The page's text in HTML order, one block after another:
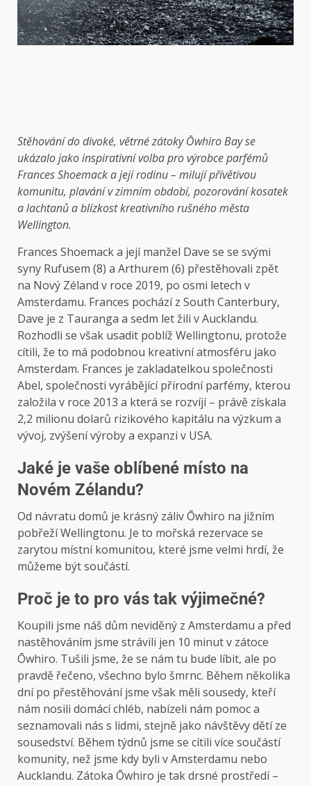
Stěhování do divoké, větrné zátoky Ōwhiro Bay se
ukázalo jako inspirativní volba pro výrobce parfémů
Frances Shoemack a její rodinu – milují přívětivou
komunitu, plavání v zimním období, pozorování kosatek
a lachtanů a blízkost kreativního rušného města
Wellington.
Frances Shoemack a její manžel Dave se se svými
syny Rufusem (8) a Arthurem (6) přestěhovali zpět
na Nový Zéland v roce 2019, po osmi letech v
Amsterdamu. Frances pochází z South Canterbury,
Dave je z Tauranga a sedm let žili v Aucklandu.
Rozhodli se však usadit poblíž Wellingtonu, protože
cítili, že to má podobnou kreativní atmosféru jako
Amsterdam. Frances je zakladatelkou společnosti
Abel, společnosti vyrábějící přírodní parfémy, kterou
založila v roce 2013 a která se rozvíjí – právě získala
2,2 milionu dolarů rizikového kapitálu na výzkum a
vývoj, zvýšení výroby a expanzi v USA.
Jaké je vaše oblíbené místo na
Novém Zélandu?
Od návratu domů je krásný záliv Ōwhiro na jižním
pobřeží Wellingtonu. Je to mořská rezervace se
zarytou místní komunitou, které jsme velmi hrdí, že
můžeme být součástí.
Proč je to pro vás tak výjimečné?
Koupili jsme náš dům neviděný z Amsterdamu a před
nastěhováním jsme strávili jen 10 minut v zátoce
Ōwhiro. Tušili jsme, že se nám tu bude líbit, ale po
pravdě řečeno, všechno bylo šmrnc. Během několika
dní po přestěhování jsme však měli sousedy, kteří
nám nosili domácí chléb, nabízeli nám pomoc a
seznamovali nás s lidmi, stejně jako návštěvy dětí ze
sousedství. Během týdnů jsme se cítili více součástí
komunity, než jsme kdy byli v Amsterdamu nebo
Aucklandu. Zátoka Ōwhiro je tak drsné prostředí –